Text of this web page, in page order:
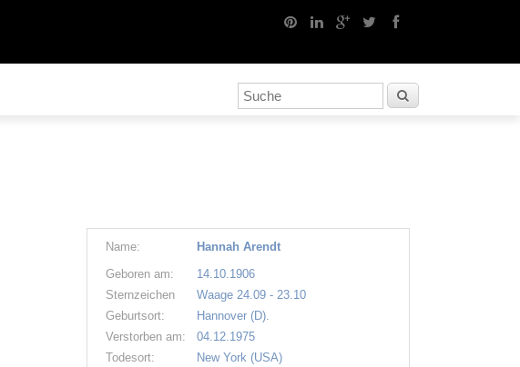
Name:
Hannah Arendt
Geboren am:
14.10.1906
Sternzeichen
Waage 24.09 - 23.10
Geburtsort:
Hannover (D).
Verstorben am:
04.12.1975
Todesort:
New York (USA)